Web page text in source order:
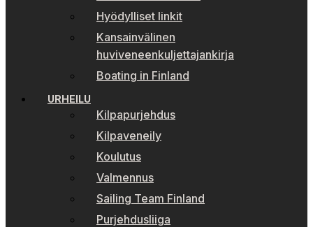
Hyödylliset linkit
Kansainvälinen
huviveneenkuljettajankirja
Boating in Finland
URHEILU
Kilpapurjehdus
Kilpaveneily
Koulutus
Valmennus
Sailing Team Finland
Purjehdusliiga